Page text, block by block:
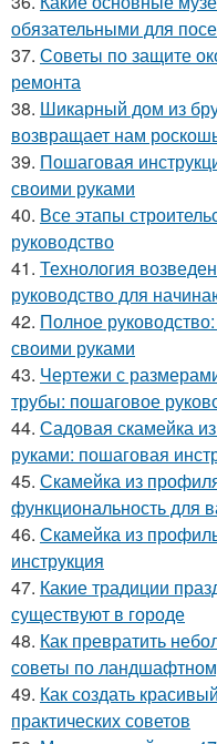
обязательными для
37. Советы по защите
ремонта
38. Шикарный дом из
возвращает нам
39. Пошаговая
своими руками
40. Все этапы
руководство
41. Технология
руководство для
42. Полное
своими руками
43. Чертежи с
трубы: пошаговое
44. Садовая скамейка
руками: пошаговая
45. Скамейка из
функциональность для
46. Скамейка из
инструкция
47. Какие традиции
существуют в городе
48. Как превратить
советы по
49. Как создать
практических советов